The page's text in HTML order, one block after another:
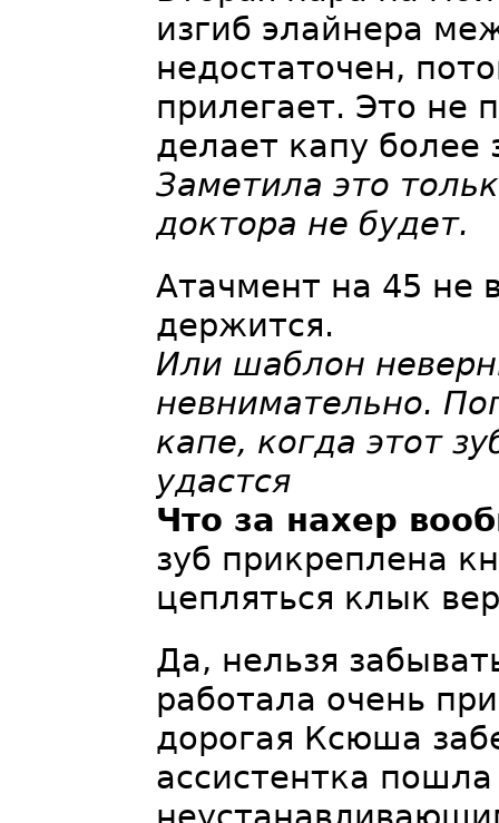
изгиб элайнера
недостаточен,
прилегает. Это не
делает капу более
Заметила это
доктора не будет.
Атачмент на 45 не
держится.
Или шаблон
невнимательно.
капе, когда этот
удастся
Что за нахер
зуб прикреплена
цепляться клык
Да, нельзя
работала очень
дорогая Ксюша
ассистентка